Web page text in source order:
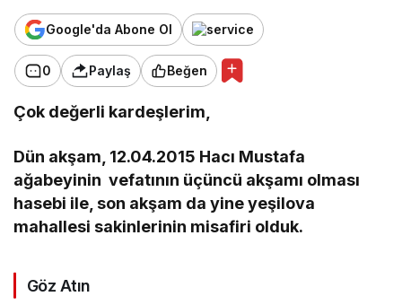
Google'da Abone Ol
0 Paylaş Beğen
Çok değerli kardeşlerim,
Dün akşam, 12.04.2015 Hacı Mustafa
ağabeyinin vefatının üçüncü akşamı olması
hasebi ile, son akşam da yine yeşilova
mahallesi sakinlerinin misafiri olduk.
Göz Atın